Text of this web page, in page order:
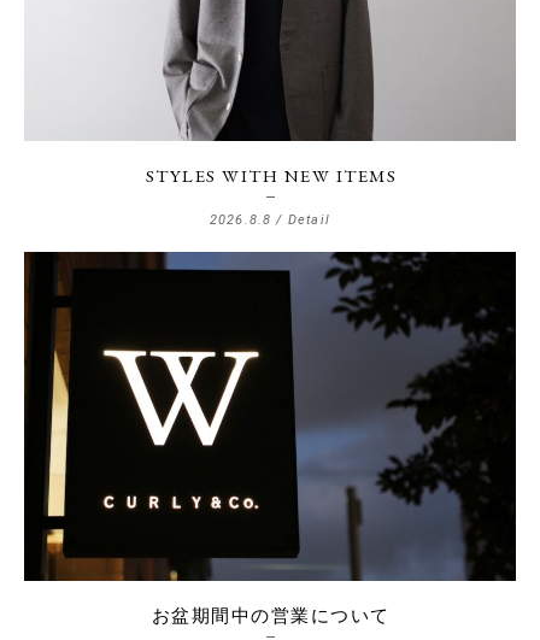
STYLES WITH NEW ITEMS
2026.8.8 / Detail
お盆期間中の営業について